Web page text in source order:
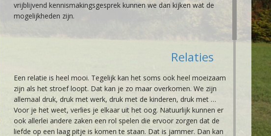
vrijblijvend kennismakingsgesprek kunnen we dan kijken wat de
mogelijkheden zijn.
Relaties
Een relatie is heel mooi. Tegelijk kan het soms ook heel moeizaam
zijn als het stroef loopt. Dat kan je zo maar overkomen. We zijn
allemaal druk, druk met werk, druk met de kinderen, druk met …
Voor je het weet, verlies je elkaar uit het oog. Natuurlijk kunnen er
ook allerlei andere zaken een rol spelen die ervoor zorgen dat de
liefde op een laag pitje is komen te staan. Dat is jammer. Dan kan